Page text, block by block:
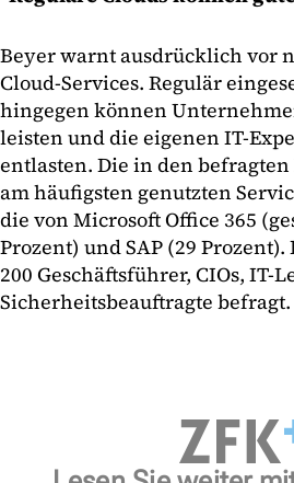
Beyer warnt ausdrücklich vor
Cloud-Services. Regulär
hingegen können
leisten und die eigenen IT-
entlasten. Die in den
am häufigsten genutzten
die von Microsoft Office 365
Prozent) und SAP (29
200 Geschäftsführer, CIOs, IT-
Sicherheitsbeauftragte befragt.